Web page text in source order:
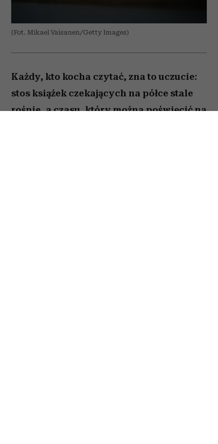
(Fot. Mikael Vaisanen/Getty Images)
Każdy, kto kocha czytać, zna to uczucie:
stos książek czekających na półce stale
rośnie, a czasu, który można poświęcić na